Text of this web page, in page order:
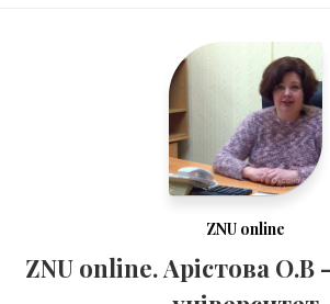
ZNU online
ZNU online. Арістова О.В